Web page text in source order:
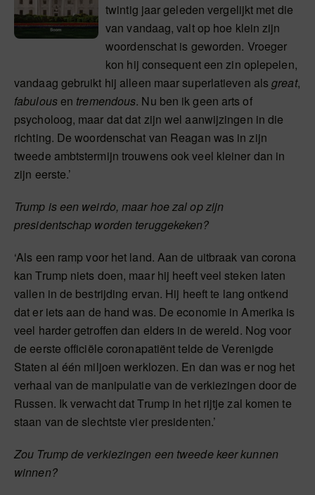
twintig jaar geleden vergelijkt met die
van vandaag, valt op hoe klein zijn
woordenschat is geworden. Vroeger
kon hij consequent een zin oplepelen,
vandaag gebruikt hij alleen maar superlatieven alsgreat,
fabulousen tremendous. Nu ben ik geen arts of
psycholoog, maar dat dat zijn wel aanwijzingen in die
richting. De woordenschat van Reagan was in zijn
tweede ambtstermijn trouwens ook veel kleiner dan in
zijn eerste.’
Trump is een weirdo, maar hoe zal op zijn
presidentschap worden teruggekeken?
‘Als een ramp voor het land. Aan de uitbraak van corona
kan Trump niets doen, maar hij heeft veel steken laten
vallen in de bestrijding ervan. Hij heeft te lang ontkend
dat er iets aan de hand was. De economie in Amerika is
veel harder getroffen dan elders in de wereld. Nog voor
de eerste officiële coronapatiënt telde de Verenigde
Staten al één miljoen werklozen. En dan was er nog het
verhaal van de manipulatie van de verkiezingen door de
Russen. Ik verwacht dat Trump in het rijtje zal komen te
staan van de slechtste vier presidenten.’
Zou Trump de verkiezingen een tweede keer kunnen
winnen?